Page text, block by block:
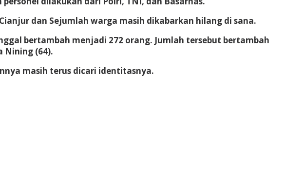
dan Sejumlah warga masih dikabarkan hilang di sana.
bertambah menjadi 272 orang. Jumlah tersebut bertambah
Nining (64).
masih terus dicari identitasnya.